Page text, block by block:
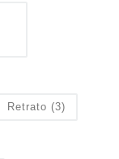
Retrato (3)